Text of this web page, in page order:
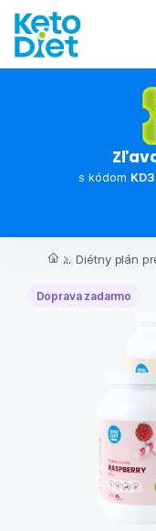
s kódom
... Diétny plán
Doprava zadarmo